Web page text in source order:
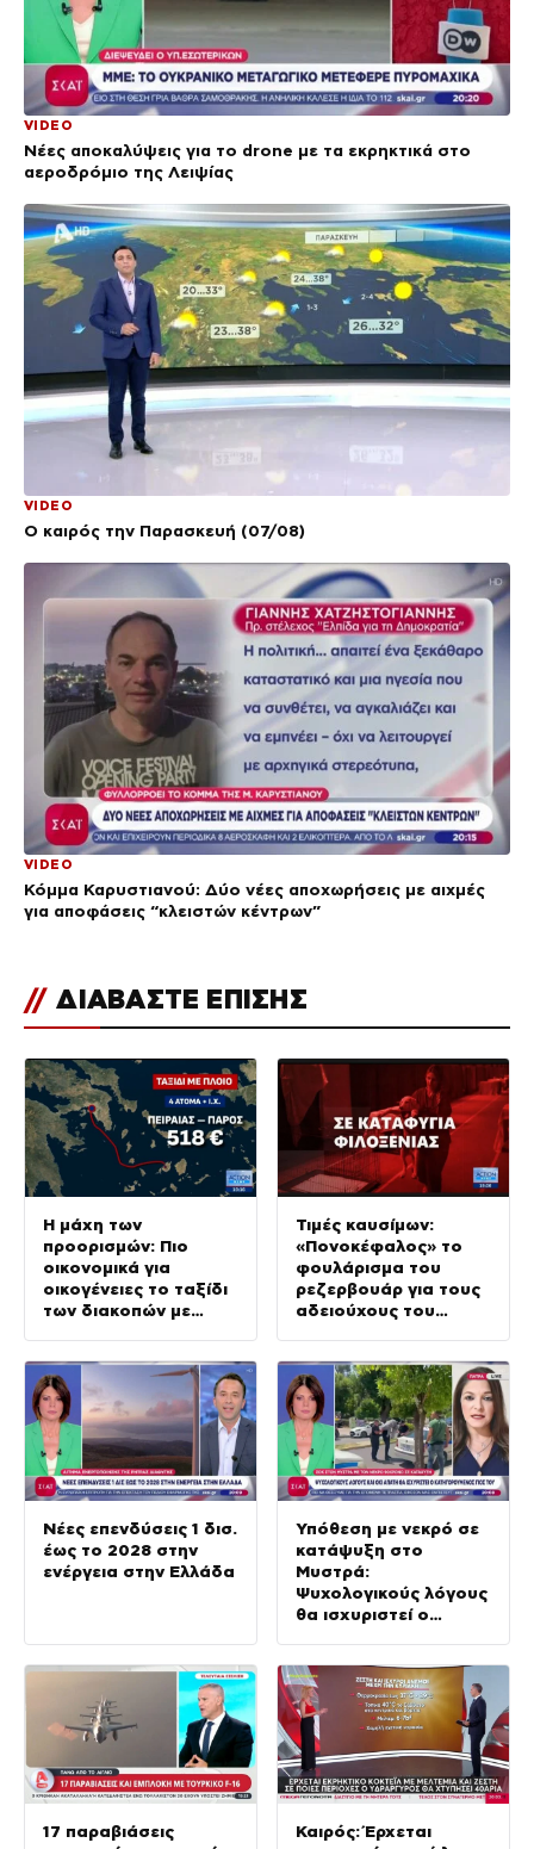
VIDEO
Νέες αποκαλύψεις για το drone με τα εκρηκτικά στο
αεροδρόμιο της Λειψίας
VIDEO
Ο καιρός την Παρασκευή (07/08)
VIDEO
Κόμμα Καρυστιανού: Δύο νέες αποχωρήσεις με αιχμές
για αποφάσεις “κλειστών κέντρων”
// ΔΙΑΒΑΣΤΕ ΕΠΙΣΗΣ
Η μάχη των
προορισμών: Πιο
οικονομικά για
οικογένειες το ταξίδι
των διακοπών με
Τιμές καυσίμων:
«Πονοκέφαλος» το
φουλάρισμα του
ρεζερβουάρ για τους
αδειούχους του
Νέες επενδύσεις 1 δισ.
έως το 2028 στην
ενέργεια στην Ελλάδα
Υπόθεση με νεκρό σε
κατάψυξη στο
Μυστρά:
Ψυχολογικούς λόγους
θα ισχυριστεί ο
17 παραβιάσεις
Καιρός: Έρχεται